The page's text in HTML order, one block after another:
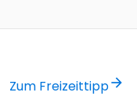
Zum Freizeittipparrow_forward